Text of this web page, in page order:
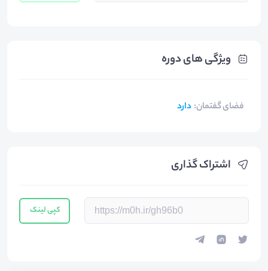
ویژگی های دوره
فضای گفتمان: دارد
اشتراک گذاری
کپی لینک